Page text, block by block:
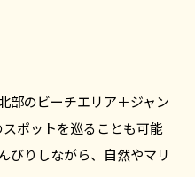
部のビーチエリア＋ジャン
ポットを巡ることも可能
びりしながら、自然やマリ